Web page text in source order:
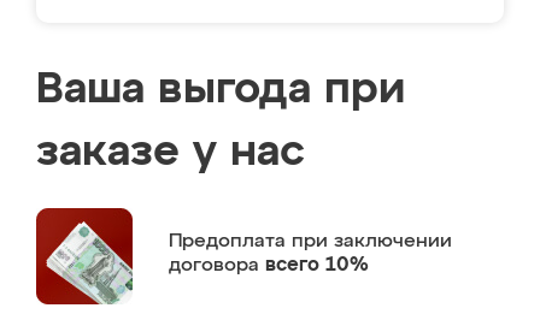
Ваша выгода при
заказе у нас
Предоплата при заключении
договора всего 10%